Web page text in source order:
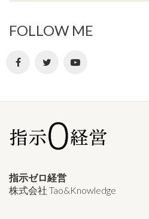
FOLLOW ME
指示ゼロ経営
株式会社 Tao&Knowledge